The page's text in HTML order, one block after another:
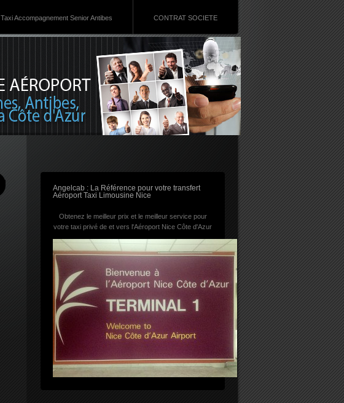
Taxi Accompagnement Senior Antibes CONTRAT SOCIETE
RSS
Angelcab : La Référence pour votre transfert
Aéroport Taxi Limousine Nice
Obtenez le meilleur prix et le meilleur service pour
votre taxi privé de et vers l'Aéroport Nice Côte d'Azur